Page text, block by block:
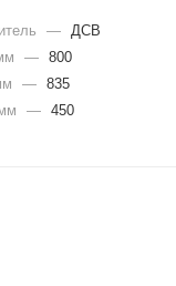
— ДСВ
— 800
— 835
— 450